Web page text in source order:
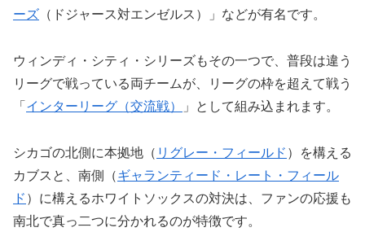
ーズ （ドジャース対エンゼルス）」などが有名です。
ウィンディ・シティ・シリーズもその一つで、普段は違う
リーグで戦っている両チームが、リーグの枠を超えて戦う
「 インターリーグ（交流戦） 」として組み込まれます。
シカゴの北側に本拠地（ リグレー・フィールド ）を構える
カブスと、南側（ギャランティード・レート・フィール
ド ）に構えるホワイトソックスの対決は、ファンの応援も
南北で真っ二つに分かれるのが特徴です。